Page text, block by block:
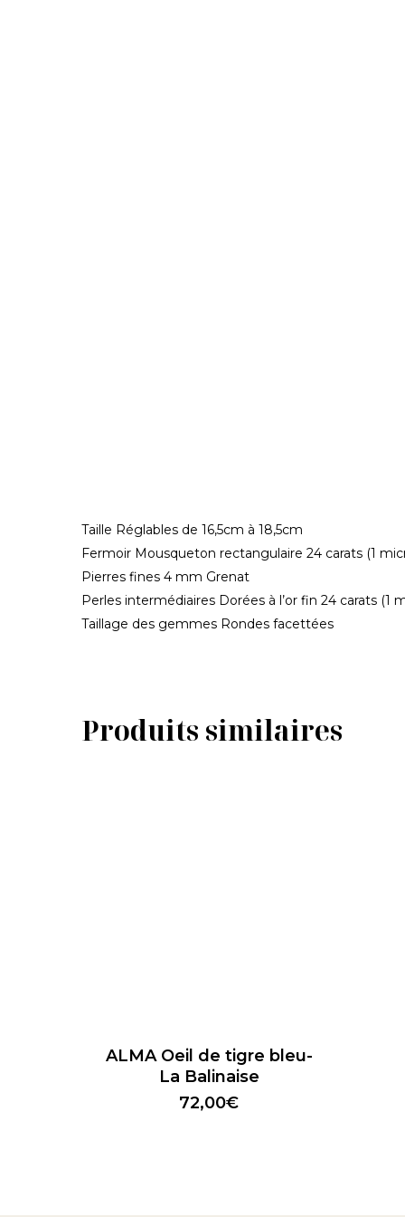
Taille Réglables de 16,5cm à 18,5cm
Fermoir Mousqueton rectangulaire 24 carats (1
Pierres fines 4 mm Grenat
Perles intermédiaires Dorées à l’or fin 24 carats (1
Taillage des gemmes Rondes facettées
Produits similaires
ALMA Oeil de tigre bleu-
La Balinaise
72,00€